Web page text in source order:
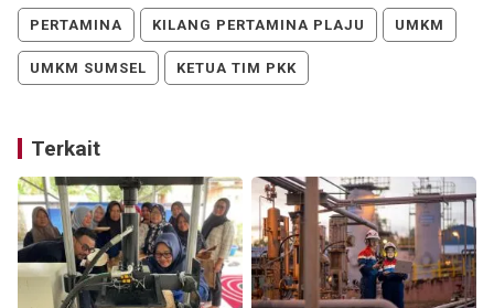
PERTAMINA KILANG PERTAMINA PLAJU UMKM
UMKM SUMSEL KETUA TIM PKK
Terkait